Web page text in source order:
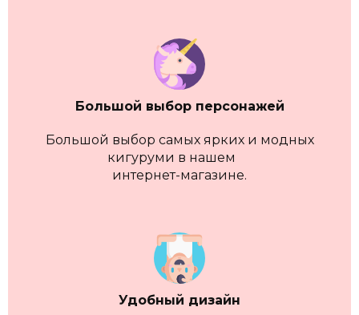
Большой выбор персонажей
Большой выбор самых ярких и модных
кигуруми в нашем
интернет-магазине.
Удобный дизайн